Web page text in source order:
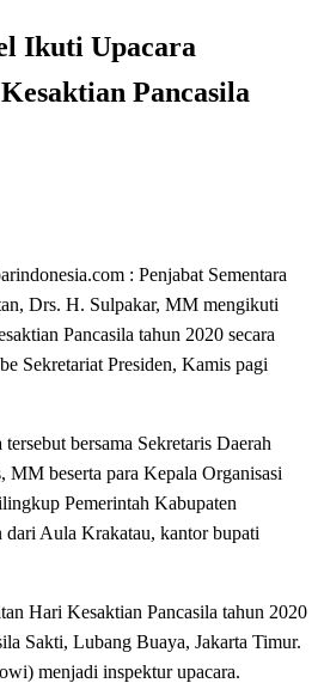
Ikuti Upacara
Pancasila
: Penjabat Sementara
Drs. H. Sulpakar, MM mengikuti
Pancasila tahun 2020 secara
Sekretariat Presiden, Kamis pagi
bersama Sekretaris Daerah
MM beserta para Kepala Organisasi
Pemerintah Kabupaten
dari Aula Krakatau, kantor bupati
Hari Kesaktian Pancasila tahun 2020
Sakti, Lubang Buaya, Jakarta Timur.
menjadi inspektur upacara.